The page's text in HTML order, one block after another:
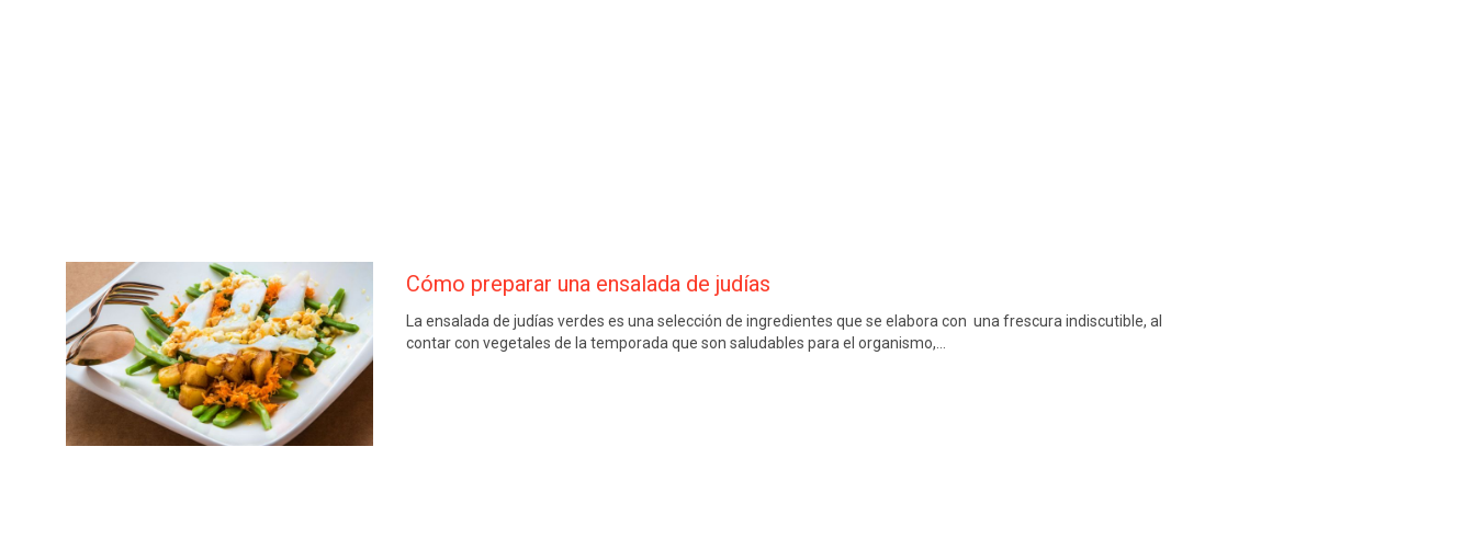
Cómo preparar una ensalada de judías
La ensalada de judías verdes es una selección de ingredientes que se elabora con una frescura indiscutible, al
contar con vegetales de la temporada que son saludables para el organismo,…